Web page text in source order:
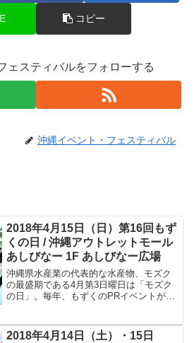
コピー
ェスティバルをフォローする
沖縄イベント・フェスティバル
2018年4月15日（日）第16回もず
くの日 / 沖縄アウトレットモール
あしびなー 1F あしびなー広場
沖縄県水産業の代表的な水産物、モズク
の最盛期である4月第3日曜日は「モズク
の日」。毎年、もずくのPRイベントが沖
2018年4月14日（土）・15日